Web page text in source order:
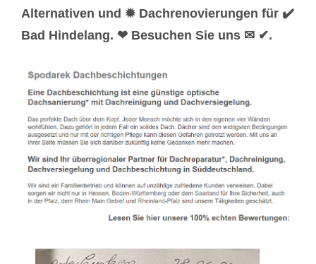
Alternativen und ✹ Dachrenovierungen für ✔️
Bad Hindelang. ❤ Besuchen Sie uns ✉ ✔.